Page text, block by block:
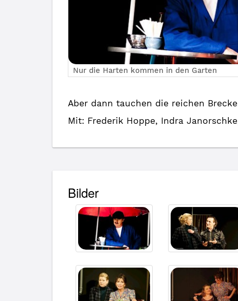
Nur die Harten kommen in den Garten
Aber dann tauchen die reichen
Mit: Frederik Hoppe, Indra
Bilder